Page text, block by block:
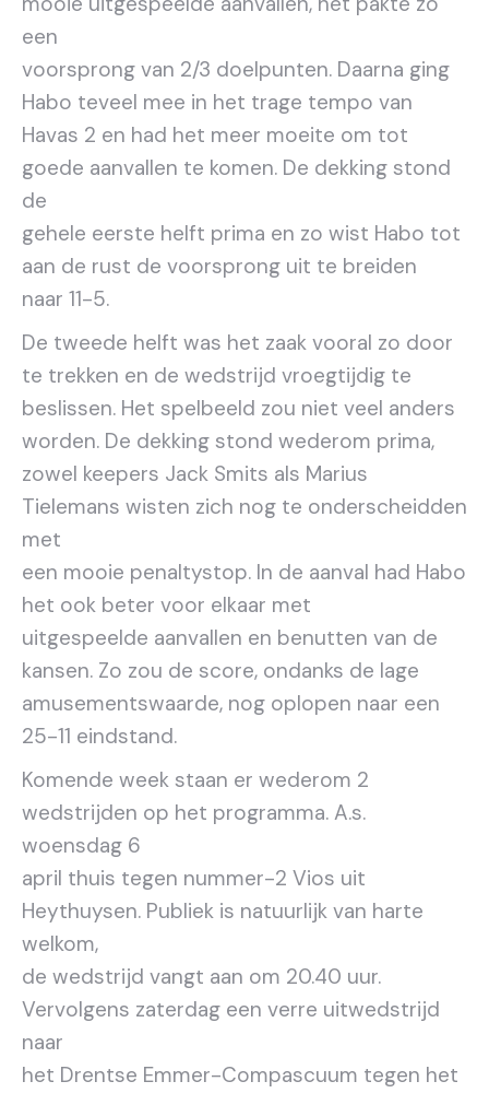
een
voorsprong van 2/3 doelpunten. Daarna ging
Habo teveel mee in het trage tempo van
Havas 2 en had het meer moeite om tot
goede aanvallen te komen. De dekking stond
de
gehele eerste helft prima en zo wist Habo tot
aan de rust de voorsprong uit te breiden
naar 11-5.
De tweede helft was het zaak vooral zo door
te trekken en de wedstrijd vroegtijdig te
beslissen. Het spelbeeld zou niet veel anders
worden. De dekking stond wederom prima,
zowel keepers Jack Smits als Marius
Tielemans wisten zich nog te onderscheidden
met
een mooie penaltystop. In de aanval had Habo
het ook beter voor elkaar met
uitgespeelde aanvallen en benutten van de
kansen. Zo zou de score, ondanks de lage
amusementswaarde, nog oplopen naar een
25-11 eindstand.
Komende week staan er wederom 2
wedstrijden op het programma. A.s.
woensdag 6
april thuis tegen nummer-2 Vios uit
Heythuysen. Publiek is natuurlijk van harte
welkom,
de wedstrijd vangt aan om 20.40 uur.
Vervolgens zaterdag een verre uitwedstrijd
naar
het Drentse Emmer-Compascuum tegen het